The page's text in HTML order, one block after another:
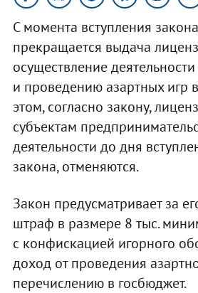
С момента вступления
прекращается выдача
осуществление
и проведению азартных игр
этом, согласно закону,
субъектам
деятельности до дня
закона, отменяются.
Закон предусматривает за
штраф в размере 8 тыс.
с конфискацией игорного
доход от проведения
перечислению в госбюджет.